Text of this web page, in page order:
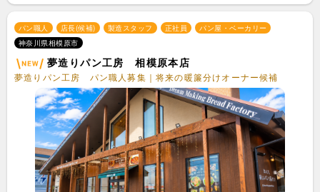
パン職人 店長(候補) 製造スタッフ 正社員
パン屋・ベーカリー
神奈川県相模原市
夢造りパン工房 相模原本店
夢造りパン工房 パン職人募集｜将来の暖簾分けオーナー候補